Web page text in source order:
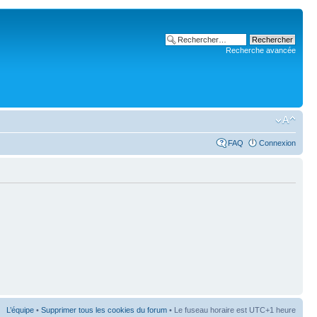
Recherche avancée
FAQ Connexion
L’équipe • Supprimer tous les cookies du forum • Le fuseau horaire est UTC+1 heure